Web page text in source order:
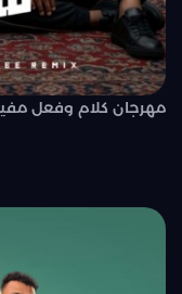
مهرجان كلام وفعل